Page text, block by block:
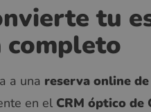
tu
completo
a una reserva online
en el CRM óptico de